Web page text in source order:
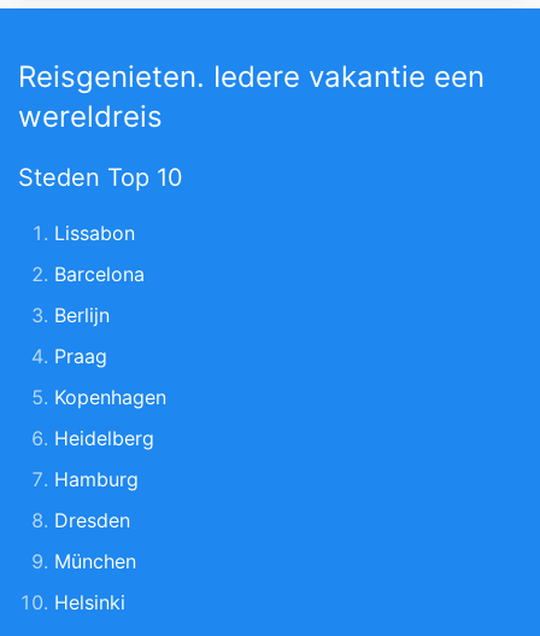
Reisgenieten. Iedere vakantie een
wereldreis
Steden Top 10
Lissabon
Barcelona
Berlijn
Praag
Kopenhagen
Heidelberg
Hamburg
Dresden
München
Helsinki